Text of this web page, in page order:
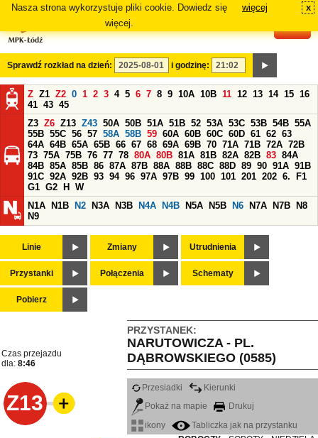
Nasza strona wykorzystuje pliki cookie. Dowiedz się
więcej.
więcej x
Sprawdź rozkład na dzień: i godzinę:
Z Z1 Z2 0 1 2 3 4 5 6 7 8 9 10A 10B 11 12 13 14 15 16
41 43 45
Z3 Z6 Z13 Z43 50A 50B 51A 51B 52 53A 53C 53B 54B 55A
55B 55C 56 57 58A 58B 59 60A 60B 60C 60D 61 62 63
64A 64B 65A 65B 66 67 68 69A 69B 70 71A 71B 72A 72B
73 75A 75B 76 77 78 80A 80B 81A 81B 82A 82B 83 84A
84B 85A 85B 86 87A 87B 88A 88B 88C 88D 89 90 91A 91B
91C 92A 92B 93 94 96 97A 97B 99 100 101 201 202 6.
F1
G1 G2 H
W
N1A
N1B N2 N3A N3B N4A N4B N5A N5B N6 N7A N7B
N8
N9
Linie Zmiany Utrudnienia
Przystanki Połączenia Schematy
Pobierz
PRZYSTANEK:
NARUTOWICZA - PL.
DĄBROWSKIEGO (0585)
Czas przejazdu
dla: 8:46
Z13
Przesiadki
Kierunki
Pokaż na mapie
Drukuj
ikony
Tabliczka jak na przystanku